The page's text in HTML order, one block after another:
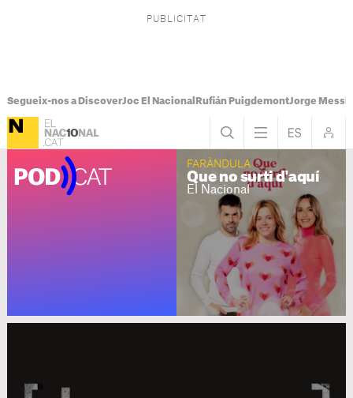
Segueix-nos a DiscoverJoc El Nacional Rufián PuigdemontJorge Messi
PODCAT FARÀNDULA
Que no surti d'aquí
El Nacional